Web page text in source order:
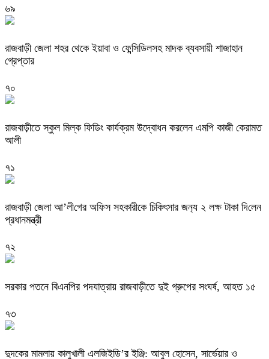
৬৯
রাজবাড়ী জেলা শহর থেকে ইয়াবা ও ফেন্সিডিলসহ মাদক ব্যবসায়ী শাজাহান
গ্রেপ্তার
৭০
রাজবাড়ীতে স্কুল মিল্ক ফিডিং কার্যক্রম উদ্বোধন করলেন এমপি কাজী কেরামত
আলী
৭১
রাজবাড়ী জেলা আ’লী‌গের অ‌ফিস সহকারীকে চি‌কিৎসার জন‌্য ২ লক্ষ টাকা দি‌লেন
প্রধানমন্ত্রী
৭২
সরকার পতনে বিএনপির পদযাত্রায় রাজবাড়ীতে দুই গ্রুপের সংঘর্ষ, আহত ১৫
৭৩
দুদকের মামলায় কালুখালী এলজিইডি’র ইঞ্জি: আবুল হোসেন, সার্ভেয়ার ও